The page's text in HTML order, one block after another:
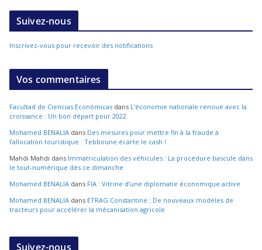
Suivez-nous
Inscrivez-vous pour recevoir des notifications
Vos commentaires
Facultad de Ciencias Económicas dans L’économie nationale renoue avec la
croissance : Un bon départ pour 2022
Mohamed BENALIA dans Des mesures pour mettre fin à la fraude à
l’allocation touristique : Tebboune écarte le cash !
Mahdi Mahdi dans Immatriculation des véhicules : La procédure bascule dans
le tout-numérique dès ce dimanche
Mohamed BENALIA dans FIA : Vitrine d’une diplomatie économique active
Mohamed BENALIA dans ETRAG Constantine : De nouveaux modèles de
tracteurs pour accélérer la mécanisation agricole
Suivez-nous